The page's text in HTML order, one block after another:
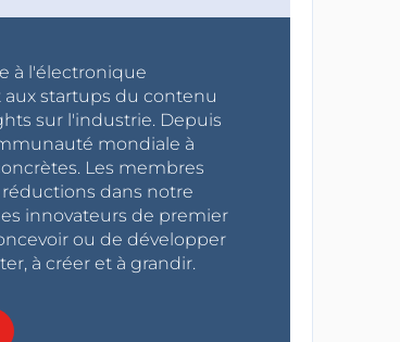
à l'électronique
aux startups du contenu
sur l'industrie. Depuis
mondiale à
Les membres
dans notre
innovateurs de premier
ou de développer
à créer et à grandir.